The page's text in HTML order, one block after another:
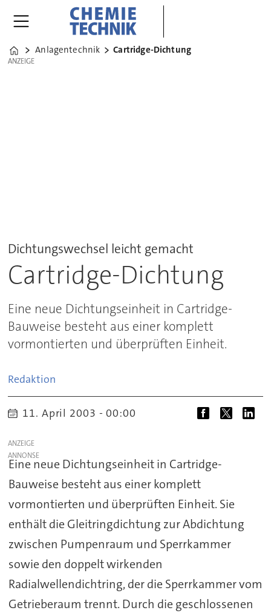
Home
Anlagentechnik Cartridge-Dichtung
ANZEIGE
ANZEIGE
Dichtungswechsel leicht gemacht
Cartridge-Dichtung
Eine neue Dichtungseinheit in Cartridge-
Bauweise besteht aus einer komplett
vormontierten und überprüften Einheit.
Redaktion
11. April 2003 - 00:00
ANZEIGE
Eine neue Dichtungseinheit in Cartridge-
Bauweise besteht aus einer komplett
vormontierten und überprüften Einheit. Sie
enthält die Gleitringdichtung zur Abdichtung
zwischen Pumpenraum und Sperrkammer
sowie den doppelt wirkenden
Radialwellendichtring, der die Sperrkammer vom
Getrieberaum trennt. Durch die geschlossenen